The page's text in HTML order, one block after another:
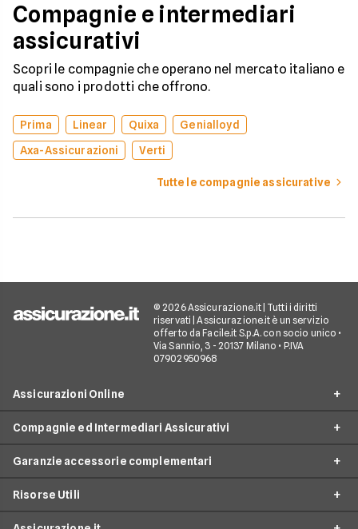
Compagnie e intermediari
assicurativi
Scopri le compagnie che operano nel mercato italiano e
quali sono i prodotti che offrono.
Prima Linear Quixa
Genialloyd
Axa-Assicurazioni
Verti
Tutte le compagnie assicurative
© 2026 Assicurazione.it | Tutti i diritti
riservati | Assicurazione.it è un servizio
offerto da Facile.it S.p.A. con socio unico •
Via Sannio, 3 - 20137 Milano • P.IVA
07902950968
Assicurazioni Online
RC Auto
RC Moto
Assicurazione Ciclomotore
Compagnie ed Intermediari Assicurativi
Allianz Direct
Prima.it
Garanzie accessorie complementari
Risorse Utili